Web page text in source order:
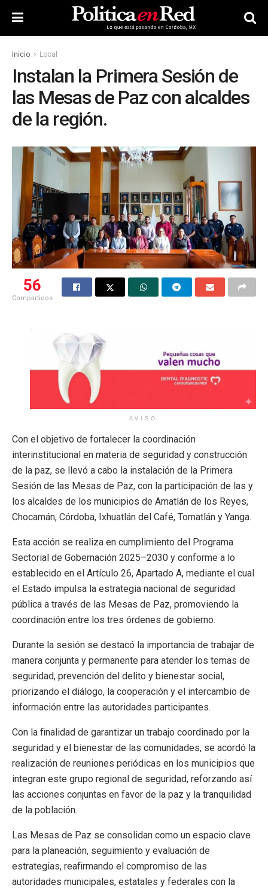
Inicio Local
Instalan la Primera Sesión de
las Mesas de Paz con alcaldes
de la región.
56
Compartidos
AVISO
Con el objetivo de fortalecer la coordinación
interinstitucional en materia de seguridad y construcción
de la paz, se llevó a cabo la instalación de la Primera
Sesión de las Mesas de Paz, con la participación de las y
los alcaldes de los municipios de Amatlán de los Reyes,
Chocamán, Córdoba, Ixhuatlán del Café, Tomatlán y Yanga.
Esta acción se realiza en cumplimiento del Programa
Sectorial de Gobernación 2025–2030 y conforme a lo
establecido en el Artículo 26, Apartado A, mediante el cual
el Estado impulsa la estrategia nacional de seguridad
pública a través de las Mesas de Paz, promoviendo la
coordinación entre los tres órdenes de gobierno.
Durante la sesión se destacó la importancia de trabajar de
manera conjunta y permanente para atender los temas de
seguridad, prevención del delito y bienestar social,
priorizando el diálogo, la cooperación y el intercambio de
información entre las autoridades participantes.
Con la finalidad de garantizar un trabajo coordinado por la
seguridad y el bienestar de las comunidades, se acordó la
realización de reuniones periódicas en los municipios que
integran este grupo regional de seguridad, reforzando así
las acciones conjuntas en favor de la paz y la tranquilidad
de la población.
Las Mesas de Paz se consolidan como un espacio clave
para la planeación, seguimiento y evaluación de
estrategias, reafirmando el compromiso de las
autoridades municipales, estatales y federales con la